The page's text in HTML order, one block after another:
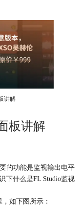
讲解
板讲解
的功能是监视输出电平
下什么是FL Studio监视
如下图所示：